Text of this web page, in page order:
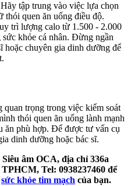
tập trung vào việc lựa chọn
thói quen ăn uống điều độ.
trì lượng calo từ 1.500 - 2.000
khỏe cá nhân. Đừng ngần
hoặc chuyên gia dinh dưỡng để
trọng trong việc kiểm soát
thói quen ăn uống lành mạnh
ăn phù hợp. Để được tư vấn cụ
dinh dưỡng hoặc bác sĩ.
âm OCA, địa chỉ 336a
Tel: 0938237460 để
sức khỏe tim mạch của bạn.